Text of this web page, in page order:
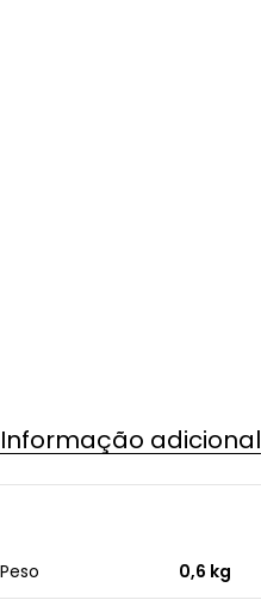
Informação adicional
Peso 0,6 kg